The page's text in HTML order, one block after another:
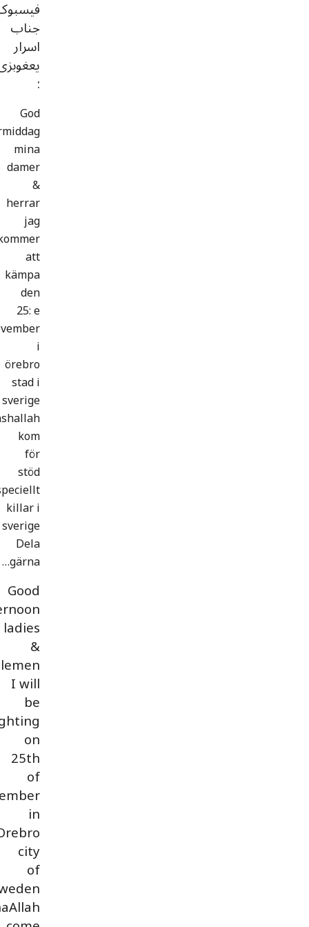
جناب
اسرار
:
God
mina
damer
&
herrar
jag
att
kämpa
den
25: e
i
örebro
stad i
sverige
kom
för
stöd
killar i
sverige
Dela
gärna…
Good
ladies
&
I will
be
on
25th
of
in
city
of